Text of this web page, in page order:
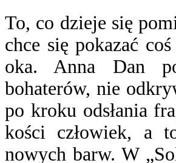
To, co dzieje się
chce się pokazać
oka. Anna Dan
bohaterów, nie
po kroku odsłania
kości człowiek, a
nowych barw. W